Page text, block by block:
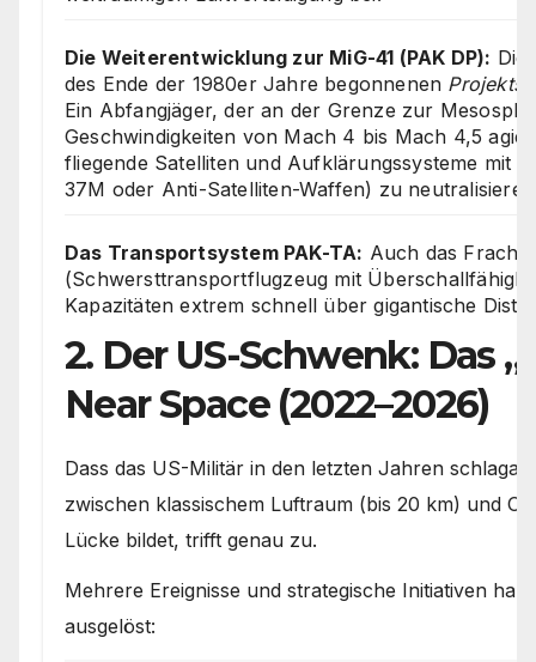
Die Weiterentwicklung zur MiG-41 (PAK DP): Die
des Ende der 1980er Jahre begonnenen Projekts
Ein Abfangjäger, der an der Grenze zur
Geschwindigkeiten von Mach 4 bis Mach 4,5
fliegende Satelliten und Aufklärungssysteme mit
37M oder Anti-Satelliten-Waffen) zu
Das Transportsystem PAK-TA: Auch das
(Schwersttransportflugzeug mit
Kapazitäten extrem schnell über gigantische
2. Der US-Schwenk: Das
Near Space (2022–2026)
Dass das US-Militär in den letzten Jahren
zwischen klassischem Luftraum (bis 20 km) und
Lücke bildet, trifft genau zu.
Mehrere Ereignisse und strategische Initiativen
ausgelöst: